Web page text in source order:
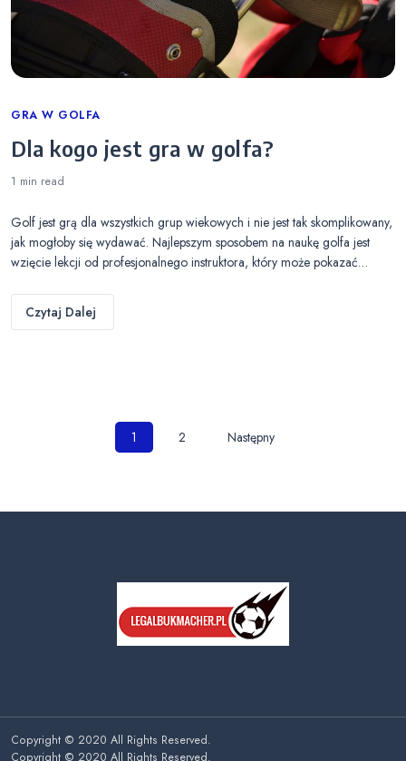
Categories
GRA W GOLFA
Dla kogo jest gra w golfa?
1 min read
Golf jest grą dla wszystkich grup wiekowych i nie jest tak skomplikowany,
jak mogłoby się wydawać. Najlepszym sposobem na naukę golfa jest
wzięcie lekcji od profesjonalnego instruktora, który może pokazać…
Czytaj Dalej
Nawigacja
1 2 Następny
Copyright © 2020 All Rights Reserved.
Copyright © 2020 All Rights Reserved.